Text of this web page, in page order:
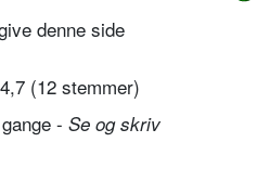
denne side
4,7 (12 stemmer)
- Se og skriv